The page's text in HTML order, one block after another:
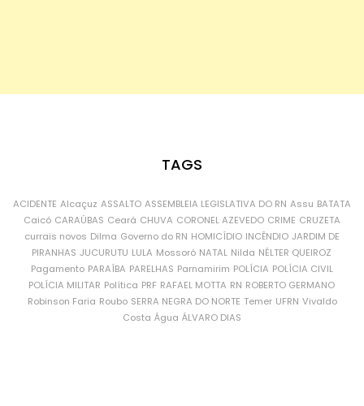
TAGS
ACIDENTE Alcaçuz ASSALTO ASSEMBLEIA LEGISLATIVA DO RN Assu BATATA
Caicó CARAÚBAS Ceará CHUVA CORONEL AZEVEDO CRIME CRUZETA
currais novos Dilma Governo do RN HOMICÍDIO INCÊNDIO JARDIM DE
PIRANHAS JUCURUTU LULA Mossoró NATAL Nilda NÉLTER QUEIROZ
Pagamento PARAÍBA PARELHAS Parnamirim POLÍCIA POLÍCIA CIVIL
POLÍCIA MILITAR Política PRF RAFAEL MOTTA RN ROBERTO GERMANO
Robinson Faria Roubo SERRA NEGRA DO NORTE Temer UFRN Vivaldo
Costa Água ÁLVARO DIAS